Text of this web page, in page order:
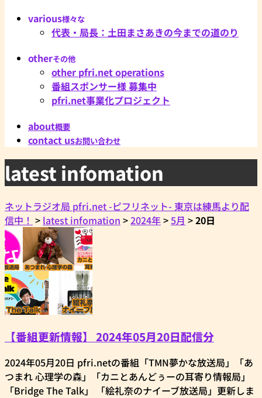
various様々な
代表・局長：土田まさあきの今までの道のり
otherその他
other pfri.net operations
番組スポンサー様 募集中
pfri.net事業化プロジェクト
about概要
contact usお問い合わせ
latest infomation
ネットラジオ局 pfri.net -ピフリネット- 東京は練馬より配
信中！ > latest infomation >2024年>5月 >20日
【番組更新情報】 2024年05月20日配信分
2024年05月20日 pfri.netの番組「TMN夢かな放送局」「あ
つまれ 心理学の森」「カニとあんどぅーの耳寄り情報局」
「Bridge The Talk」 「絵礼奈のナイーブ放送局」更新しま